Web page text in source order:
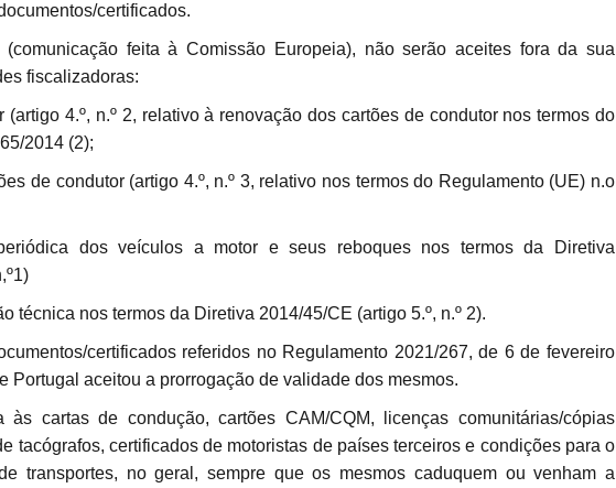
certificados.
(comunicação feita à Comissão Europeia), não serão aceites fora da sua
fiscalizadoras:
2014 (2);
técnica nos termos da Diretiva 2014/45/CE (artigo 5.º, n.º 2).
Portugal aceitou a prorrogação de validade dos mesmos.
tacógrafos, certificados de motoristas de países terceiros e condições para o
transportes, no geral, sempre que os mesmos caduquem ou venham a